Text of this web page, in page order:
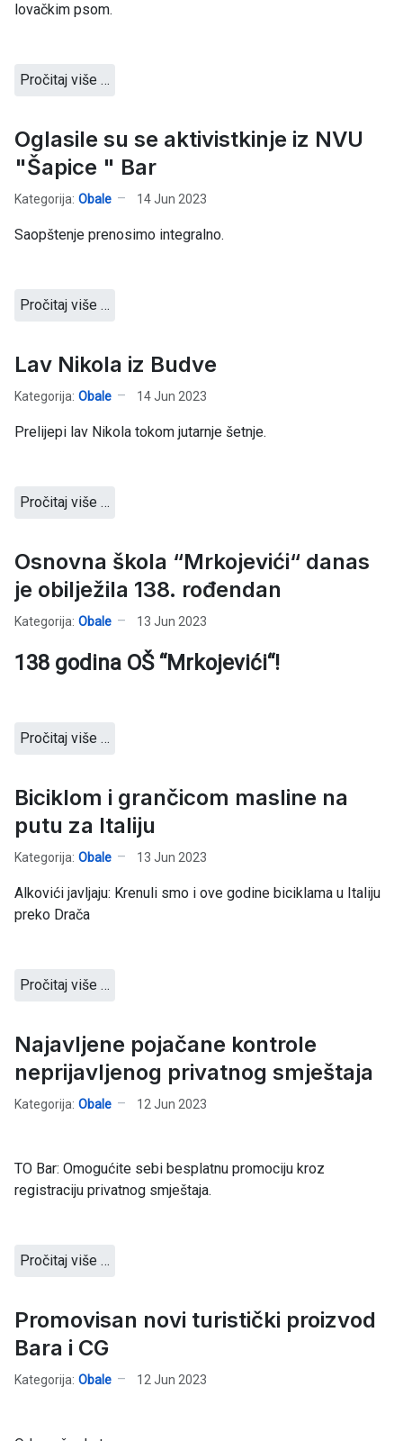
lovačkim psom.
Pročitaj više …
Oglasile su se aktivistkinje iz NVU
"Šapice " Bar
Kategorija: Obale 14 Jun 2023
Saopštenje prenosimo integralno.
Pročitaj više …
Lav Nikola iz Budve
Kategorija: Obale 14 Jun 2023
Prelijepi lav Nikola tokom jutarnje šetnje.
Pročitaj više …
Osnovna škola “Mrkojevići“ danas
je obilježila 138. rođendan
Kategorija: Obale 13 Jun 2023
138 godina OŠ “Mrkojevići“!
Pročitaj više …
Biciklom i grančicom masline na
putu za Italiju
Kategorija: Obale 13 Jun 2023
Alkovići javljaju: Krenuli smo i ove godine biciklama u Italiju
preko Drača
Pročitaj više …
Najavljene pojačane kontrole
neprijavljenog privatnog smještaja
Kategorija: Obale 12 Jun 2023
TO Bar: Omogućite sebi besplatnu promociju kroz
registraciju privatnog smještaja.
Pročitaj više …
Promovisan novi turistički proizvod
Bara i CG
Kategorija: Obale 12 Jun 2023